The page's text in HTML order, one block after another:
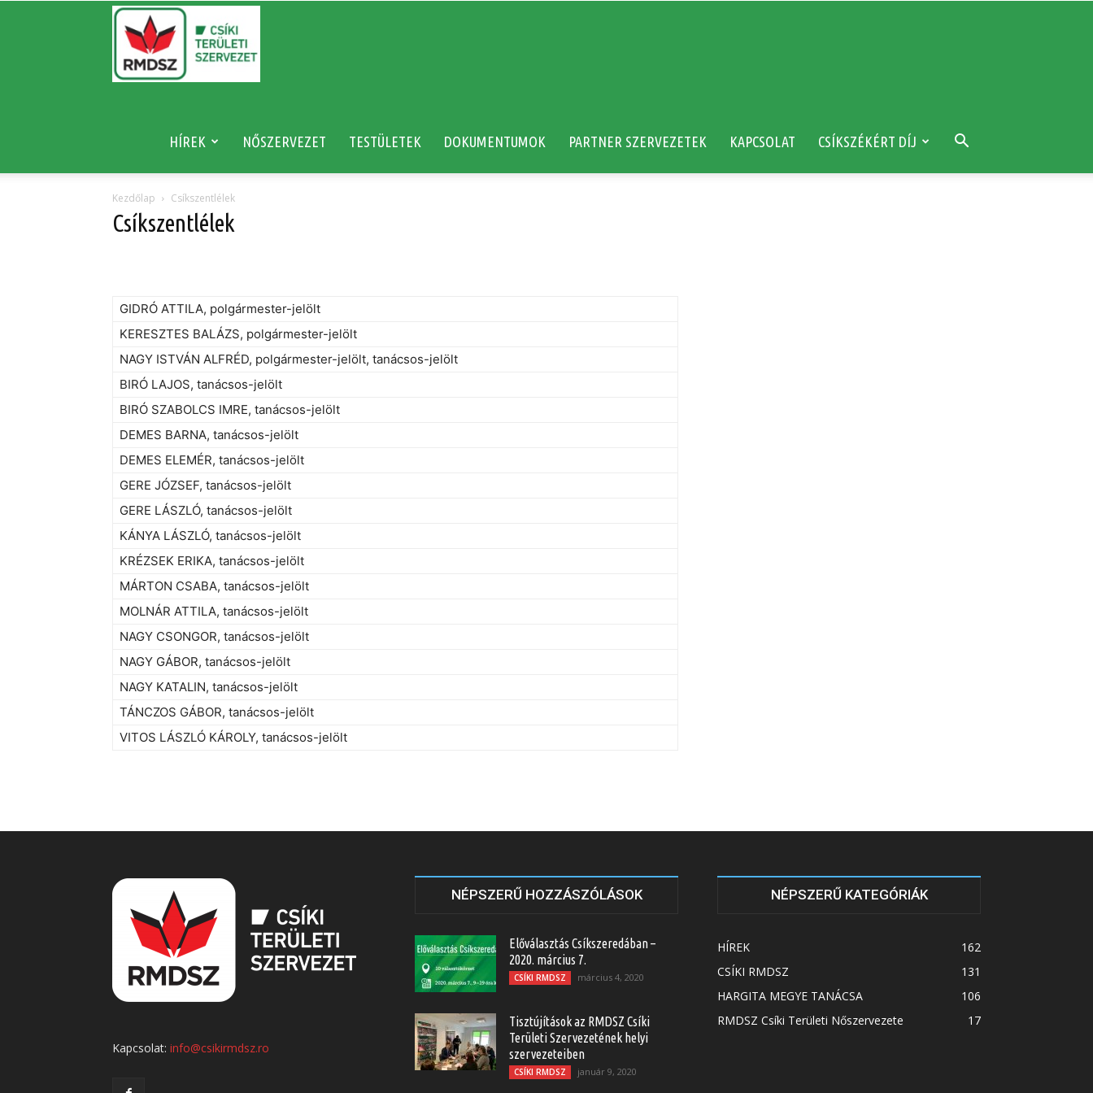
HÍREK NŐSZERVEZET TESTÜLETEK DOKUMENTUMOK PARTNER SZERVEZETEK KAPCSOLAT CSÍKSZÉKÉRT DÍJ
Kezdőlap Csíkszentlélek
Csíkszentlélek
GIDRÓ ATTILA, polgármester-jelölt
KERESZTES BALÁZS, polgármester-jelölt
NAGY ISTVÁN ALFRÉD, polgármester-jelölt, tanácsos-jelölt
BIRÓ LAJOS, tanácsos-jelölt
BIRÓ SZABOLCS IMRE, tanácsos-jelölt
DEMES BARNA, tanácsos-jelölt
DEMES ELEMÉR, tanácsos-jelölt
GERE JÓZSEF, tanácsos-jelölt
GERE LÁSZLÓ, tanácsos-jelölt
KÁNYA LÁSZLÓ, tanácsos-jelölt
KRÉZSEK ERIKA, tanácsos-jelölt
MÁRTON CSABA, tanácsos-jelölt
MOLNÁR ATTILA, tanácsos-jelölt
NAGY CSONGOR, tanácsos-jelölt
NAGY GÁBOR, tanácsos-jelölt
NAGY KATALIN, tanácsos-jelölt
TÁNCZOS GÁBOR, tanácsos-jelölt
VITOS LÁSZLÓ KÁROLY, tanácsos-jelölt
Kapcsolat: info@csikirmdsz.ro
NÉPSZERŰ HOZZÁSZÓLÁSOK
Előválasztás Csíkszeredában –
2020. március 7.
CSÍKI RMDSZ március 4, 2020
Tisztújítások az RMDSZ Csíki
Területi Szervezetének helyi
szervezeteiben
CSÍKI RMDSZ január 9, 2020
NÉPSZERŰ KATEGÓRIÁK
HÍREK
162
CSÍKI RMDSZ
131
HARGITA MEGYE TANÁCSA
106
RMDSZ Csíki Területi Nőszervezete
17